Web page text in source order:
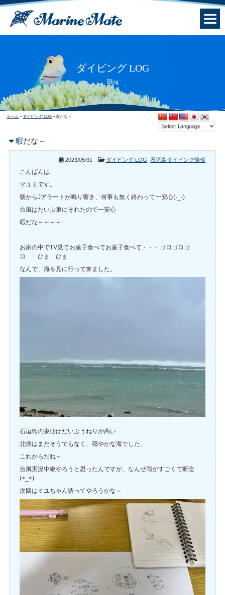
ダイビング LOG
Blog
ホーム » ダイビング LOG » 暇だな～
暇だな～
2023/05/31 :ダイビング LOG ,石垣島ダイビング情報
こんばんは
マユミです。
朝からJアラートが鳴り響き、何事も無く終わって一安心(-_-)
台風はたいぶ東にそれたので一安心
暇だな～～～～
お家の中でTV見てお菓子食べてお菓子食べて・・・ゴロゴロゴ
ロ ひま ひま
なんで、海を見に行って来ました。
石垣島の東側はだいぶうねりが高い
北側はまだそうでもなく、穏やかな海でした。
これからだね～
台風実況中継やろうと思ったんですが、なんせ雨がすごくて断念
(>_<)
次回はミユちゃん誘ってやろうかな～